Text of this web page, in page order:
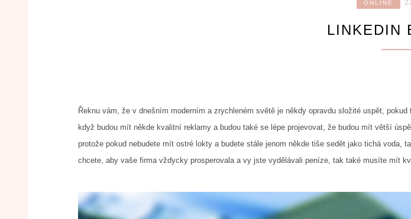
ONLINE
LINKEDIN
Řeknu vám, že v dnešním moderním a zrychleném světě je někdy opravdu složité uspět,
když budou mít někde kvalitní reklamy a budou také se lépe projevovat, že budou mít větší
protože pokud nebudete mít ostré lokty a budete stále jenom někde tiše sedět jako tichá
chcete, aby vaše firma vždycky prosperovala a vy jste vydělávali peníze, tak také musíte mít